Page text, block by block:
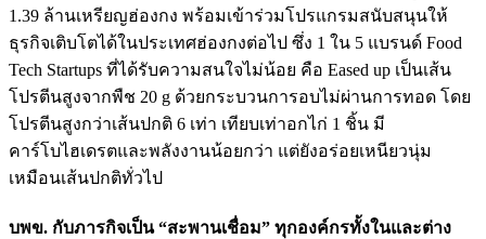
1.39 ล้านเหรียญฮ่องกง พร้อมเข้าร่วมโปรแกรมสนับสนุนให้
ธุรกิจเติบโตได้ในประเทศฮ่องกงต่อไป ซึ่ง 1 ใน 5 แบรนด์ Food
Tech Startups ที่ได้รับความสนใจไม่น้อย คือ Eased up เป็นเส้น
โปรตีนสูงจากพืช 20 g ด้วยกระบวนการอบไม่ผ่านการทอด โดย
โปรตีนสูงกว่าเส้นปกติ 6 เท่า เทียบเท่าอกไก่ 1 ชิ้น มี
คาร์โบไฮเดรตและพลังงานน้อยกว่า แต่ยังอร่อยเหนียวนุ่ม
เหมือนเส้นปกติทั่วไป
บพข. กับภารกิจเป็น “สะพานเชื่อม” ทุกองค์กรทั้งในและต่าง